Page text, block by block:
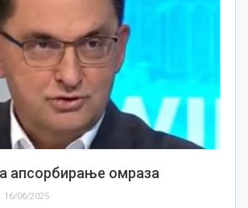
апсорбирање омраза
16/06/2025